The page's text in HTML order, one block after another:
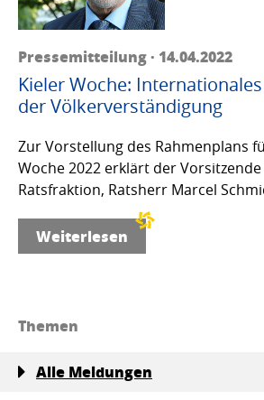
Pressemitteilung · 14.04.2022
Kieler Woche:
der Völkerverständigung
Zur Vorstellung des Rahmenplans
Woche 2022 erklärt der Vorsitzende
Ratsfraktion, Ratsherr Marcel
Weiterlesen
Themen
Alle Meldungen